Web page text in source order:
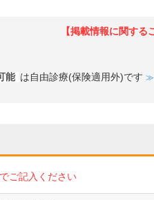
【掲載情報に関する
能 は自由診療(保険適用外)です
ご記入ください